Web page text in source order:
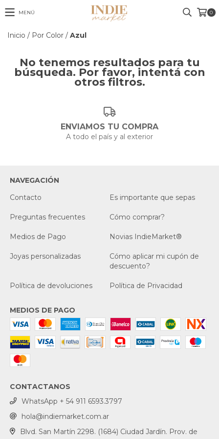
MENÚ 0
Inicio / Por Color / Azul
No tenemos resultados para tu
búsqueda. Por favor, intentá con
otros filtros.
ENVIAMOS TU COMPRA
A todo el país y al exterior
NAVEGACIÓN
Contacto
Es importante que sepas
Preguntas frecuentes Cómo comprar?
Medios de Pago Novias IndieMarket®
Joyas personalizadas
Cómo aplicar mi cupón de
descuento?
Política de devoluciones Política de Privacidad
MEDIOS DE PAGO
CONTACTANOS
WhatsApp + 54 911 6593.3797
hola@indiemarket.com.ar
Blvd. San Martín 2298. (1684) Ciudad Jardín. Prov. de